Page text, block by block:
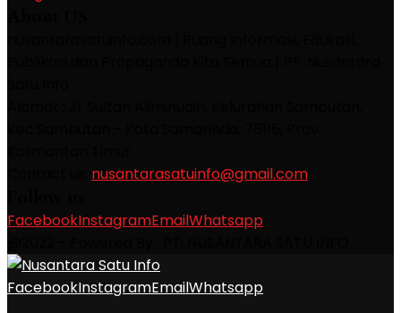
nusantarasatuinfo@gmail.com
FacebookInstagramEmailWhatsapp
FacebookInstagramEmailWhatsapp